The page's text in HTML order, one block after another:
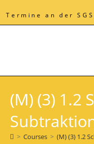
springen
Termine an der SGS
(M) (3) 1.2
> Courses > (M) (3) 1.2